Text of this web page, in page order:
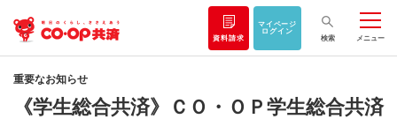
資料請求
マイページ
ログイン
検索
メニュー
重要なお知らせ
《学生総合共済》ＣＯ・ＯＰ学生総合共済